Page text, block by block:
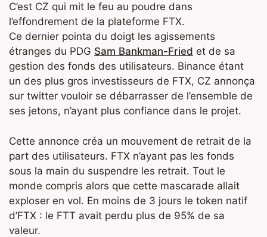
C’est CZ qui mit le feu au poudre dans
l’effondrement de la plateforme FTX.
Ce dernier pointa du doigt les agissements
étranges du PDG Sam Bankman-Fried et de sa
gestion des fonds des utilisateurs. Binance étant
un des plus gros investisseurs de FTX, CZ annonça
sur twitter vouloir se débarrasser de l’ensemble de
ses jetons, n’ayant plus confiance dans le projet.
Cette annonce créa un mouvement de retrait de la
part des utilisateurs. FTX n’ayant pas les fonds
sous la main du suspendre les retrait. Tout le
monde compris alors que cette mascarade allait
exploser en vol. En moins de 3 jours le token natif
d’FTX : le FTT avait perdu plus de 95% de sa
valeur.